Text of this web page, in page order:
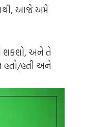
નથી, આજે અમેં
શકશો, અને તે
હતો/હતી અને